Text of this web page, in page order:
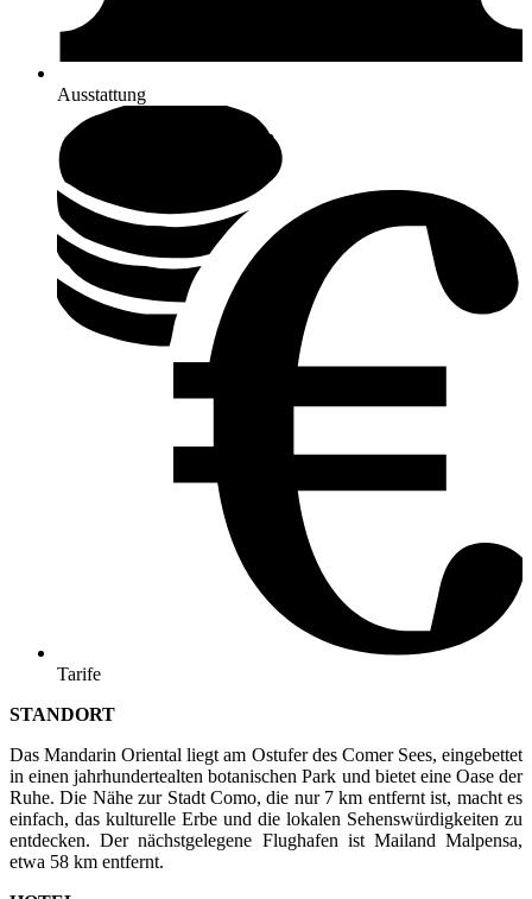
Ausstattung
Tarife
STANDORT
Das Mandarin Oriental liegt am Ostufer des Comer Sees, eingebettet
in einen jahrhundertealten botanischen Park und bietet eine Oase der
Ruhe. Die Nähe zur Stadt Como, die nur 7 km entfernt ist, macht es
einfach, das kulturelle Erbe und die lokalen Sehenswürdigkeiten zu
entdecken. Der nächstgelegene Flughafen ist Mailand Malpensa,
etwa 58 km entfernt.